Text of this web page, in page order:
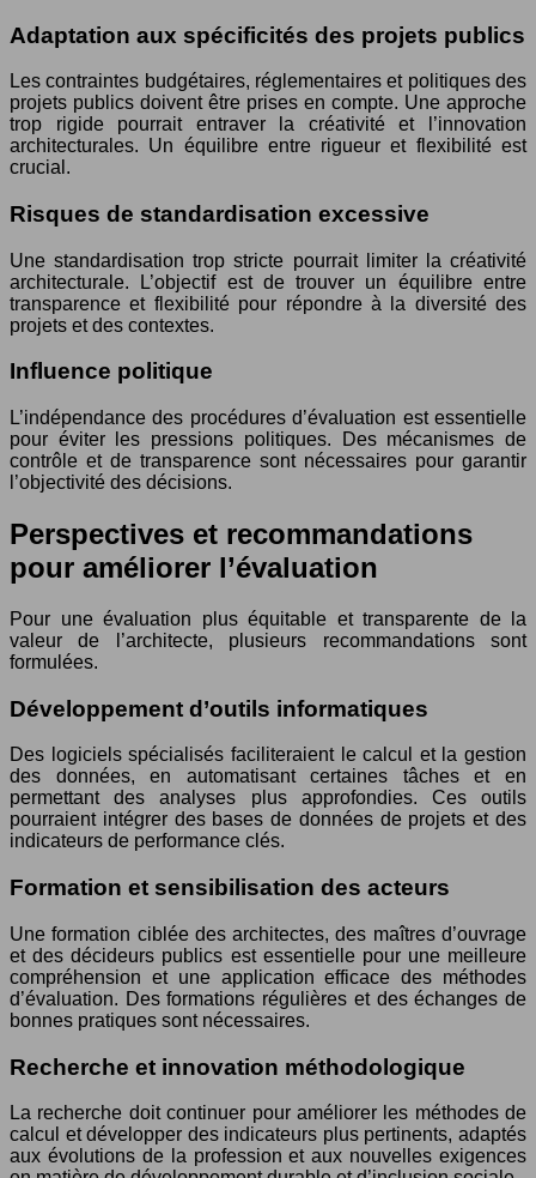
Adaptation aux spécificités des projets publics
Les contraintes budgétaires, réglementaires et politiques des
projets publics doivent être prises en compte. Une approche
trop rigide pourrait entraver la créativité et l’innovation
architecturales. Un équilibre entre rigueur et flexibilité est
crucial.
Risques de standardisation excessive
Une standardisation trop stricte pourrait limiter la créativité
architecturale. L’objectif est de trouver un équilibre entre
transparence et flexibilité pour répondre à la diversité des
projets et des contextes.
Influence politique
L’indépendance des procédures d’évaluation est essentielle
pour éviter les pressions politiques. Des mécanismes de
contrôle et de transparence sont nécessaires pour garantir
l’objectivité des décisions.
Perspectives et recommandations
pour améliorer l’évaluation
Pour une évaluation plus équitable et transparente de la
valeur de l’architecte, plusieurs recommandations sont
formulées.
Développement d’outils informatiques
Des logiciels spécialisés faciliteraient le calcul et la gestion
des données, en automatisant certaines tâches et en
permettant des analyses plus approfondies. Ces outils
pourraient intégrer des bases de données de projets et des
indicateurs de performance clés.
Formation et sensibilisation des acteurs
Une formation ciblée des architectes, des maîtres d’ouvrage
et des décideurs publics est essentielle pour une meilleure
compréhension et une application efficace des méthodes
d’évaluation. Des formations régulières et des échanges de
bonnes pratiques sont nécessaires.
Recherche et innovation méthodologique
La recherche doit continuer pour améliorer les méthodes de
calcul et développer des indicateurs plus pertinents, adaptés
aux évolutions de la profession et aux nouvelles exigences